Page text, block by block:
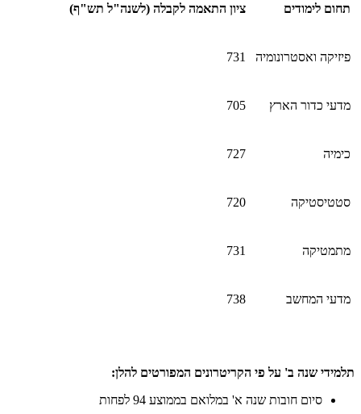
תחום לימודים ציון התאמה לקבלה (לשנה"ל תש"ף)
פיזיקה ואסטרונומיה 731
מדעי כדור הארץ 705
כימיה 727
סטטיסטיקה 720
מתמטיקה 731
מדעי המחשב 738
תלמידי שנה ב' על פי הקריטרונים המפורטים להלן:
סיום חובות שנה א' במלואם בממוצע 94 לפחות